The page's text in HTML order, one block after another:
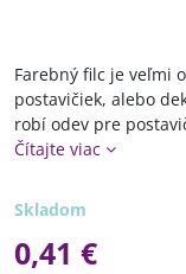
Farebný filc je veľmi
postavičiek, alebo
robí odev pre
Čítajte viac
Skladom
0,41 €